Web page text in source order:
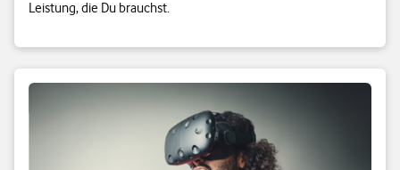
Leistung, die Du brauchst.